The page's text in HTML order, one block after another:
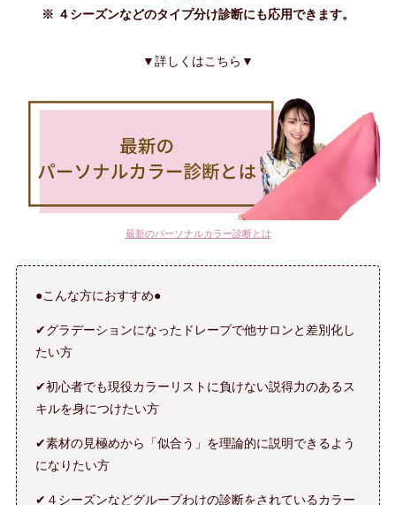
※ ４シーズンなどのタイプ分け診断にも応用できます。
▼詳しくはこちら▼
最新のパーソナルカラー診断とは
●こんな方におすすめ●
✔グラデーションになったドレープで他サロンと差別化し
たい方
✔初心者でも現役カラーリストに負けない説得力のあるス
キルを身につけたい方
✔素材の見極めから「似合う」を理論的に説明できるよう
になりたい方
✔４シーズンなどグループわけの診断をされているカラー